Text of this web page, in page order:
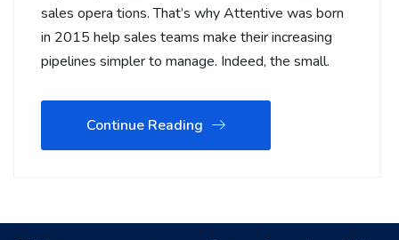
sales opera tions. That’s why Attentive was born
in 2015 help sales teams make their increasing
pipelines simpler to manage. Indeed, the small.
Continue Reading